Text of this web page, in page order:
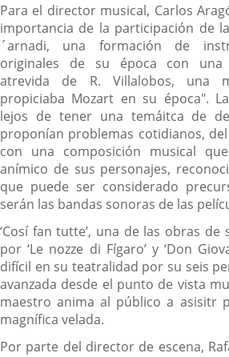
Para el director musical, Carlos
importancia de la participación de
´arnadi, una formación de
originales de su época con una
atrevida de R. Villalobos, una
propiciaba Mozart en su época".
lejos de tener una temáitca de
proponían problemas cotidianos,
con una composición musical
anímico de sus personajes,
que puede ser considerado
serán las bandas sonoras de las
‘Cosí fan tutte’, una de las obras
por ‘Le nozze di Fígaro’ y ‘Don
difícil en su teatralidad por su seis
avanzada desde el punto de vista
maestro anima al público a asisitr
magnífica velada.
Por parte del director de escena,